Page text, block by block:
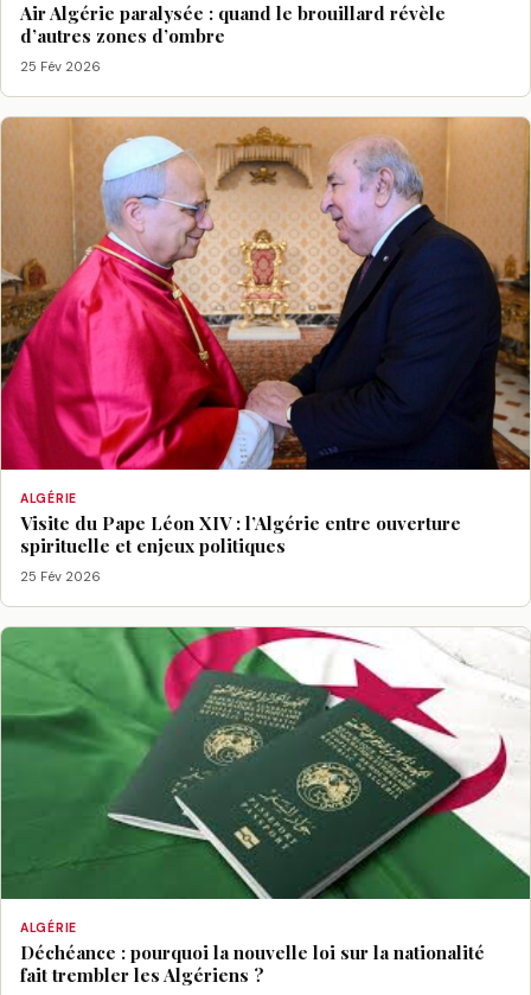
Air Algérie paralysée : quand le brouillard révèle
d’autres zones d’ombre
25 Fév 2026
ALGÉRIE
Visite du Pape Léon XIV : l’Algérie entre ouverture
spirituelle et enjeux politiques
25 Fév 2026
ALGÉRIE
Déchéance : pourquoi la nouvelle loi sur la nationalité
fait trembler les Algériens ?